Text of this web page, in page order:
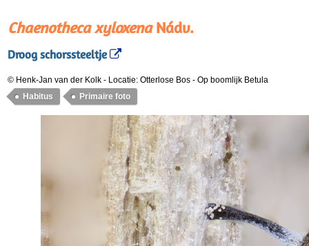
Chaenotheca xyloxenaNádv.
Droog schorssteeltje
© Henk-Jan van der Kolk - Locatie: Otterlose Bos - Op boomlijk Betula
Habitus
Primaire foto